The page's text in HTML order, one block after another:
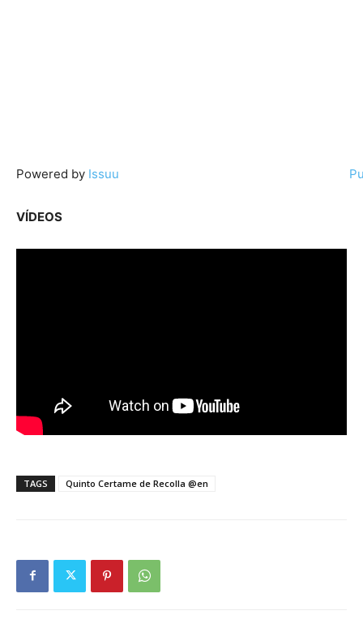
Powered by Issuu
VÍDEOS
TAGS Quinto Certame de Recolla @en